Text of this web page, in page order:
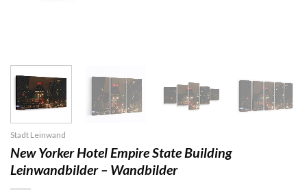
Stadt Leinwand
New Yorker Hotel Empire State Building
Leinwandbilder – Wandbilder